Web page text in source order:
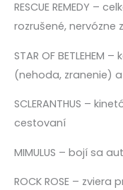
RESCUE REMEDY –
rozrušené, nervózne
STAR OF BETLEHEM –
(nehoda, zranenie)
SCLERANTHUS –
cestovaní
MIMULUS – bojí sa
ROCK ROSE – zviera